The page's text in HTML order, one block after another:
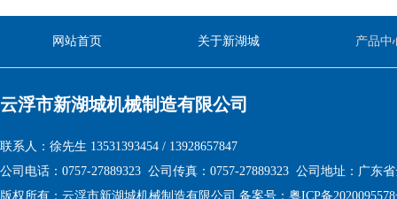
网站首页 关于新湖城 产品中
云浮市新湖城机械制造有限公司
联系人：徐先生 13531393454 / 13928657847
公司电话：0757-27889323 公司传真：0757-27889323 公司地址：广东
版权所有： 云浮市新湖城机械制造有限公司 备案号： 粤ICP备